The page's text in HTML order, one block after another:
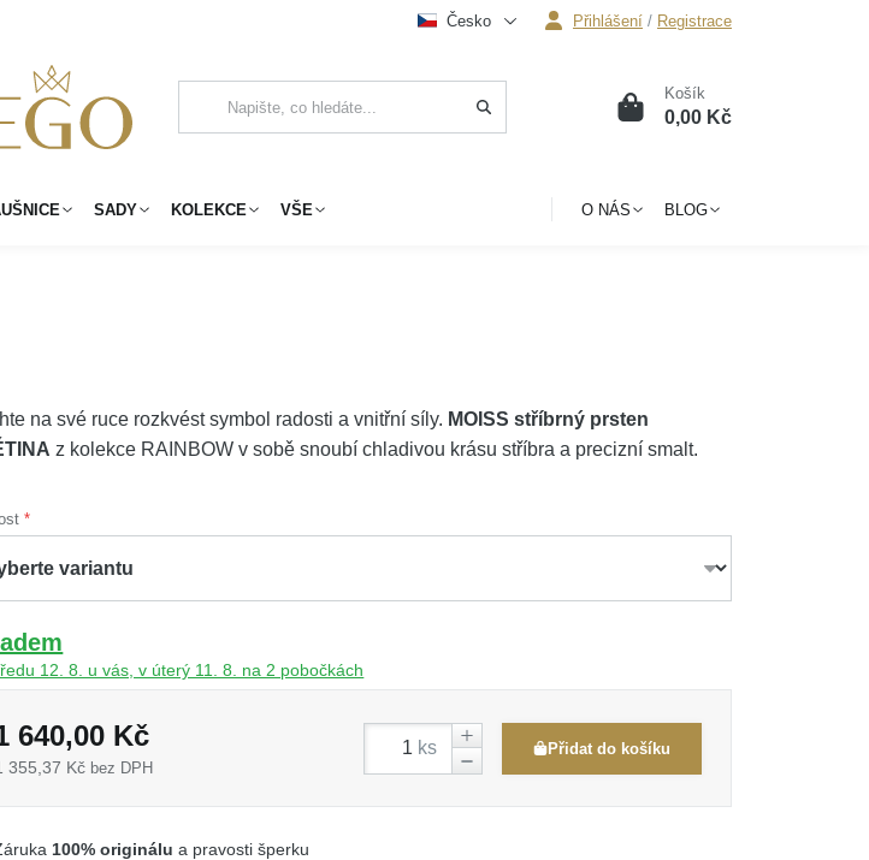
Česko Přihlášení / Registrace
0 Košík
0,00 Kč
SADY KOLEKCE VŠE O NÁS BLOG
na své ruce rozkvést symbol radosti a vnitřní síly. MOISS stříbrný prsten
z kolekce RAINBOW v sobě snoubí chladivou krásu stříbra a precizní smalt.
12. 8. u vás, v úterý 11. 8. na 2 pobočkách
640,00 Kč
355,37 Kč bez DPH
ks Přidat do košíku
100% originálu a pravosti šperku